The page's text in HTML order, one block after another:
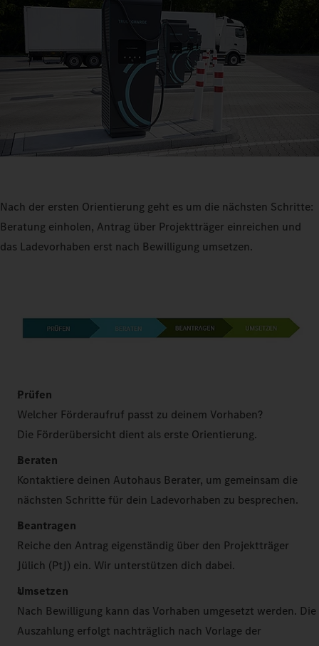
Nach der ersten Orientierung geht es um die nächsten Schritte:
Beratung einholen, Antrag über Projektträger einreichen und
das Ladevorhaben erst nach Bewilligung umsetzen.
Prüfen
Welcher Förderaufruf passt zu deinem Vorhaben?
Die Förderübersicht dient als erste Orientierung.
Beraten
Kontaktiere deinen Autohaus Berater, um gemeinsam die
nächsten Schritte für dein Ladevorhaben zu besprechen.
Beantragen
Reiche den Antrag eigenständig über den Projektträger
Jülich (PtJ) ein. Wir unterstützen dich dabei.
Umsetzen
Nach Bewilligung kann das Vorhaben umgesetzt werden. Die
Auszahlung erfolgt nachträglich nach Vorlage der